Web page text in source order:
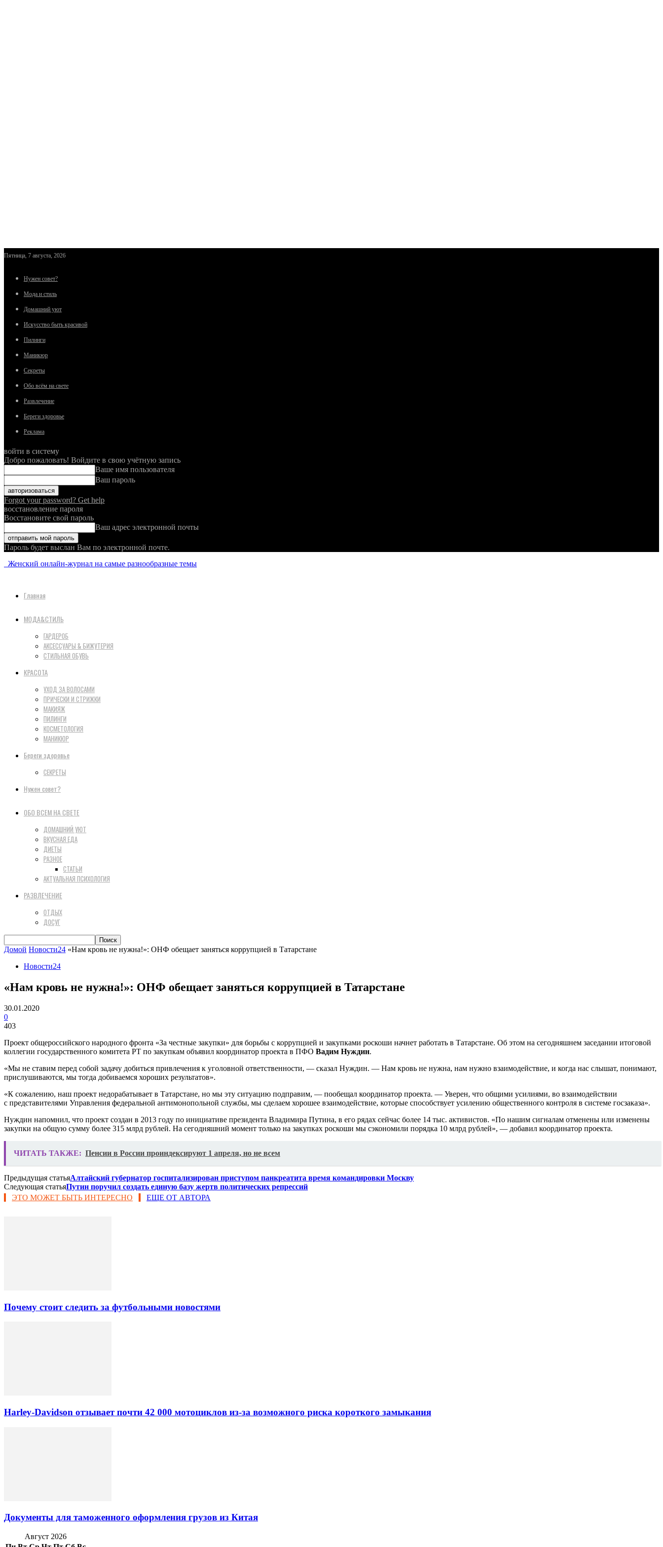
Пятница, 7 августа, 2026
Нужен совет?
Мода и стиль
Домашний уют
Искусство быть красивой
Пилинги
Маникюр
Секреты
Обо всём на свете
Развлечение
Береги здоровье
Реклама
войти в систему
Добро пожаловать! Войдите в свою учётную запись
Ваше имя пользователя
Ваш пароль
Forgot your password? Get help
восстановление пароля
Восстановите свой пароль
Ваш адрес электронной почты
Пароль будет выслан Вам по электронной почте.
Женский онлайн-журнал на самые разнообразные темы
Главная
МОДА&СТИЛЬ
ГАРДЕРОБ
АКСЕССУАРЫ & БИЖУТЕРИЯ
СТИЛЬНАЯ ОБУВЬ
КРАСОТА
УХОД ЗА ВОЛОСАМИ
ПРИЧЕСКИ И СТРИЖКИ
МАКИЯЖ
ПИЛИНГИ
КОСМЕТОЛОГИЯ
МАНИКЮР
Береги здоровье
СЕКРЕТЫ
Нужен совет?
ОБО ВСЕМ НА СВЕТЕ
ДОМАШНИЙ УЮТ
ВКУСНАЯ ЕДА
ДИЕТЫ
РАЗНОЕ
СТАТЬИ
АКТУАЛЬНАЯ ПСИХОЛОГИЯ
РАЗВЛЕЧЕНИЕ
ОТДЫХ
ДОСУГ
Домой Новости24 «Нам кровь не нужна!»: ОНФ обещает заняться коррупцией в Татарстане
Новости24
«Нам кровь не нужна!»: ОНФ обещает заняться коррупцией в Татарстане
30.01.2020
0
403
Проект общероссийского народного фронта «За честные закупки» для борьбы с коррупцией и закупками роскоши начнет работать в Татарстане. Об этом на сегодняшнем заседании итоговой
коллегии государственного комитета РТ по закупкам объявил координатор проекта в ПФО Вадим Нуждин.
«Мы не ставим перед собой задачу добиться привлечения к уголовной ответственности, — сказал Нуждин. — Нам кровь не нужна, нам нужно взаимодействие, и когда нас слышат, понимают,
прислушиваются, мы тогда добиваемся хороших результатов».
«К сожалению, наш проект недорабатывает в Татарстане, но мы эту ситуацию подправим, — пообещал координатор проекта. — Уверен, что общими усилиями, во взаимодействии
с представителями Управления федеральной антимонопольной службы, мы сделаем хорошее взаимодействие, которые способствует усилению общественного контроля в системе госзаказа».
Нуждин напомнил, что проект создан в 2013 году по инициативе президента Владимира Путина, в его рядах сейчас более 14 тыс. активистов. «По нашим сигналам отменены или изменены
закупки на общую сумму более 315 млрд рублей. На сегодняшний момент только на закупках роскоши мы сэкономили порядка 10 млрд рублей», — добавил координатор проекта.
ЧИТАТЬ ТАКЖЕ: Пенсии в России проиндексируют 1 апреля, но не всем
Предыдущая статьяАлтайский губернатор госпитализирован приступом панкреатита время командировки Москву
Следующая статьяПутин поручил создать единую базу жертв политических репрессий
ЭТО МОЖЕТ БЫТЬ ИНТЕРЕСНО
ЕЩЕ ОТ АВТОРА
Почему стоит следить за футбольными новостями
Harley-Davidson отзывает почти 42 000 мотоциклов из-за возможного риска короткого замыкания
Документы для таможенного оформления грузов из Китая
Август 2026